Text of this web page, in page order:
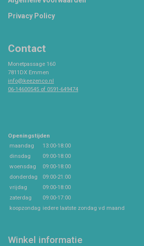
Privacy Policy
Contact
Monetpassage 160
7811DX Emmen
info@keezenco.nl
06-14600545 of 0591-649474
Openingstijden
maandag
13:00-18:00
dinsdag
09:00-18:00
woensdag
09:00-18:00
donderdag
09:00-21:00
vrijdag
09:00-18:00
zaterdag
09:00-17:00
koopzondag iedere laatste zondag vd maand
Winkel informatie